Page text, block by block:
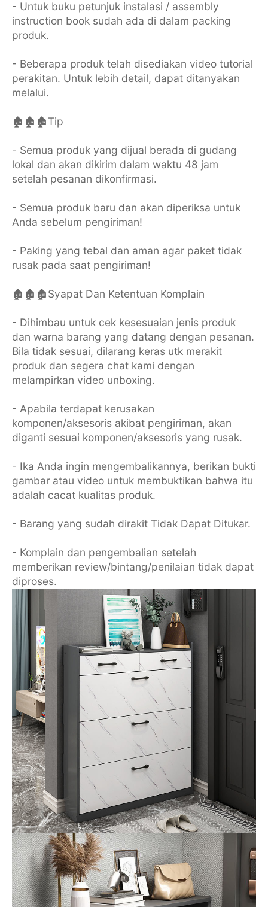
- Untuk buku petunjuk instalasi / assembly
instruction book sudah ada di dalam packing
produk.
- Beberapa produk telah disediakan video tutorial
perakitan. Untuk lebih detail, dapat ditanyakan
melalui.
🏚🏚🏚Tip
- Semua produk yang dijual berada di gudang
lokal dan akan dikirim dalam waktu 48 jam
setelah pesanan dikonfirmasi.
- Semua produk baru dan akan diperiksa untuk
Anda sebelum pengiriman!
- Paking yang tebal dan aman agar paket tidak
rusak pada saat pengiriman!
🏚🏚🏚Syapat Dan Ketentuan Komplain
- Dihimbau untuk cek kesesuaian jenis produk
dan warna barang yang datang dengan pesanan.
Bila tidak sesuai, dilarang keras utk merakit
produk dan segera chat kami dengan
melampirkan video unboxing.
- Apabila terdapat kerusakan
komponen/aksesoris akibat pengiriman, akan
diganti sesuai komponen/aksesoris yang rusak.
- Ika Anda ingin mengembalikannya, berikan bukti
gambar atau video untuk membuktikan bahwa itu
adalah cacat kualitas produk.
- Barang yang sudah dirakit Tidak Dapat Ditukar.
- Komplain dan pengembalian setelah
memberikan review/bintang/penilaian tidak dapat
diproses.